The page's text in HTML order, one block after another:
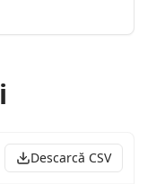
Descarcă CSV